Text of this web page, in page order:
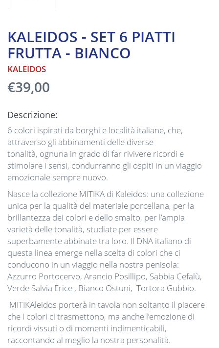
KALEIDOS - SET 6 PIATTI
FRUTTA - BIANCO
KALEIDOS
€39,00
Descrizione:
6 colori ispirati da borghi e località italiane, che,
attraverso gli abbinamenti delle diverse
tonalità, ognuna in grado di far rivivere ricordi e
stimolare i sensi, condurranno gli ospiti in un viaggio
emozionale sempre nuovo.
Nasce la collezione MITIKA di Kaleidos: una collezione
unica per la qualità del materiale porcellana, per la
brillantezza dei colori e dello smalto, per l’ampia
varietà delle tonalità, studiate per essere
superbamente abbinate tra loro. Il DNA italiano di
questa linea emerge nella scelta di colori che ci
conducono in un viaggio nella nostra penisola:
Azzurro Portocervo, Arancio Posillipo, Sabbia Cefalù,
Verde Salvia Erice , Bianco Ostuni, Tortora Gubbio.
MITIKAleidos porterà in tavola non soltanto il piacere
che i colori ci trasmettono, ma anche l’emozione di
ricordi vissuti o di momenti indimenticabili,
raccontando al meglio la nostra personalità.